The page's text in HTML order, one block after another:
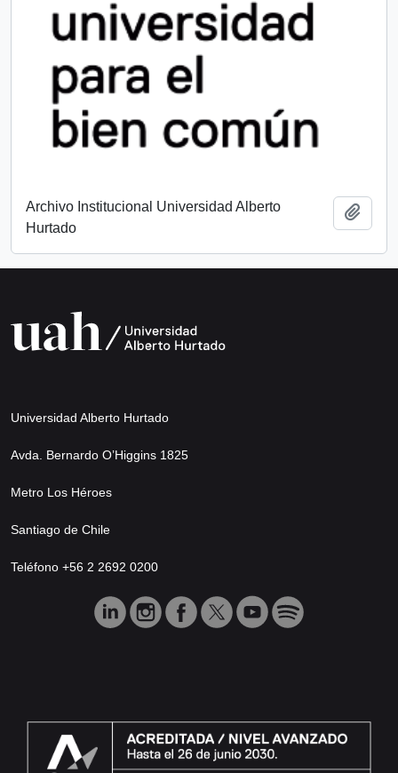
Archivo Institucional Universidad Alberto
Hurtado
Universidad Alberto Hurtado
Avda. Bernardo O’Higgins 1825
Metro Los Héroes
Santiago de Chile
Teléfono +56 2 2692 0200